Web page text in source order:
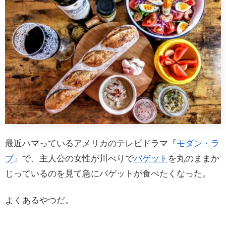
最近ハマっているアメリカのテレビドラマ『モダン・ラ
ブ』で、主人公の女性が川べりでバゲット を丸のままか
じっているのを見て急にバゲットが食べたくなった。
よくあるやつだ。